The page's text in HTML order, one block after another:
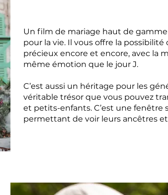
Un film de mariage haut de
pour la vie. Il vous offre la
précieux encore et encore, avec la
même émotion que le jour J.
C’est aussi un héritage pour les
véritable trésor que vous pouvez
et petits-enfants. C’est une fenêtre
permettant de voir leurs ancêtres